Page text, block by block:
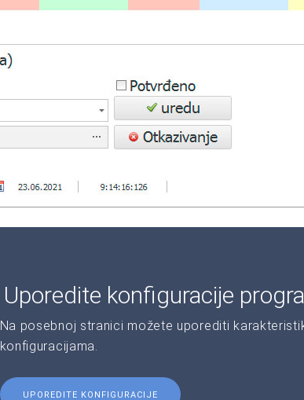
Uporedite konfiguracije
Na posebnoj stranici možete uporediti
konfiguracijama.
UPOREDITE KONFIGURACIJE